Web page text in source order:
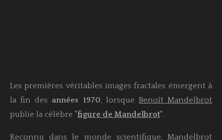
Les premières véritables images fractales émergent à
la fin des années 1970, lorsque Benoît Mandelbrot
publie la célèbre "figure de Mandelbrot".
Reconnu dans le monde scientifique, Mandelbrot